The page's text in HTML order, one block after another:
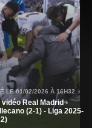
LE01/02/2026 À 16H32
vidéo Real Madrid -
(2-1) - Liga 2025-